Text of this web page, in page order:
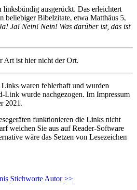
linksbündig ausgerückt. Das erleichtert
beliebiger Bibelzitate, etwa Matthäus 5,
Ja! Nein! Nein! Was darüber ist, das ist
Art ist hier nicht der Ort.
waren fehlerhaft und wurden
wurde nachgezogen. Im Impressum
2021.
funktionieren die Links nicht
weichen Sie aus auf Reader-Software
wäre das Setzen von Lesezeichen
Stichworte Autor >>